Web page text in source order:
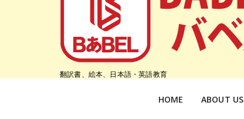
翻訳書、絵本、日本語・英語教育
HOME ABOUT US